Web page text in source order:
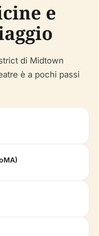
e
di Midtown
è a pochi passi